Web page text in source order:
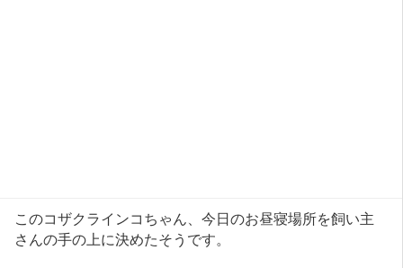
このコザクラインコちゃん、今日のお昼寝場所を飼い主
さんの手の上に決めたそうです。